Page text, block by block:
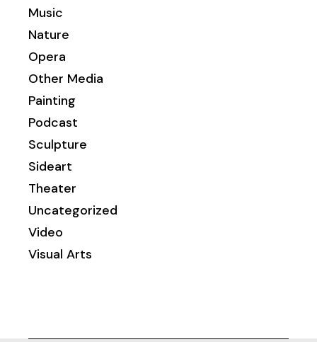
Music
Nature
Opera
Other Media
Painting
Podcast
Sculpture
Sideart
Theater
Uncategorized
Video
Visual Arts